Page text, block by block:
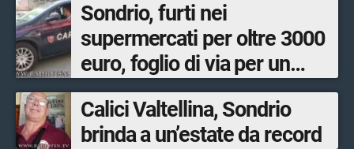
Sondrio, furti nei
supermercati per oltre 3000
euro, foglio di via per un
ventinovenne
Calici Valtellina, Sondrio
brinda a un’estate da record